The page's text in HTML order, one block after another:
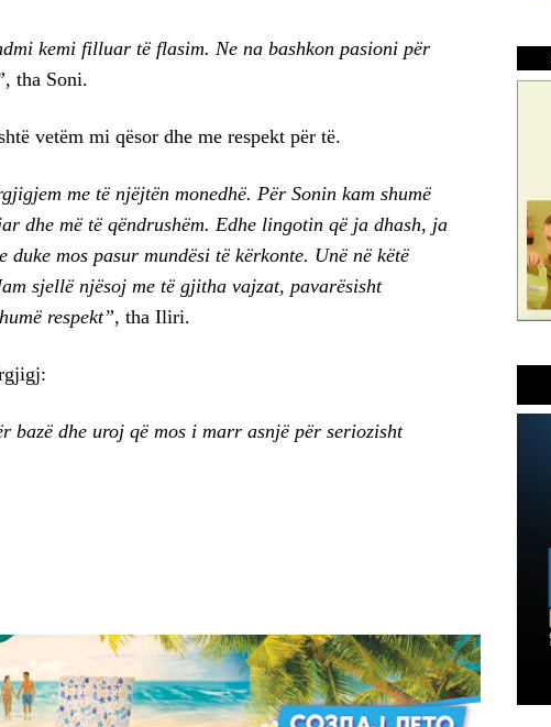
kemi filluar të flasim. Ne na bashkon pasioni për
tha Soni.
vetëm mi qësor dhe me respekt për të.
me të njëjtën monedhë. Për Sonin kam shumë
dhe më të qëndrushëm. Edhe lingotin që ja dhash, ja
duke mos pasur mundësi të kërkonte. Unë në këtë
sjellë njësoj me të gjitha vajzat, pavarësisht
respekt”, tha Iliri.
bazë dhe uroj që mos i marr asnjë për seriozisht